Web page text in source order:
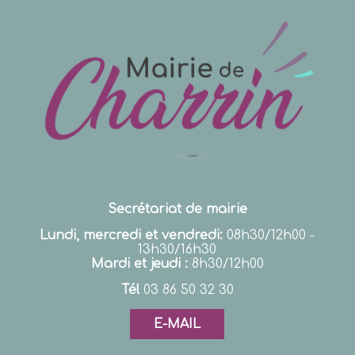
Secrétariat de mairie
Lundi, mercredi et vendredi: 08h30/12h00 -
13h30/16h30
Mardi et jeudi : 8h30/12h00
Tél03 86 50 32 30
E-MAIL